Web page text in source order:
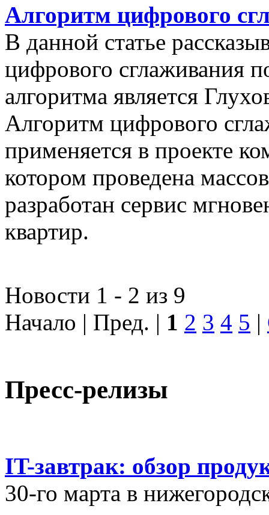
Алгоритм цифрового
В данной статье
цифрового сглаживания
алгоритма является
Алгоритм цифрового
применяется в проекте
котором проведена
разработан сервис
квартир.
Новости 1 - 2 из 9
Начало | Пред. | 1 2 3 4 5 |
Пресс-релизы
IT-завтрак: обзор
30-го марта в